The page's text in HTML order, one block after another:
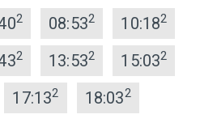
2 08:532 10:182
2 13:532 15:032
17:132 18:032